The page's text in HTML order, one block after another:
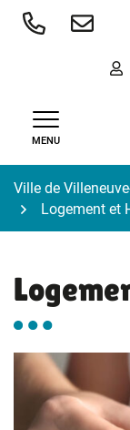
Aller
MENU
Ville de
Logement et